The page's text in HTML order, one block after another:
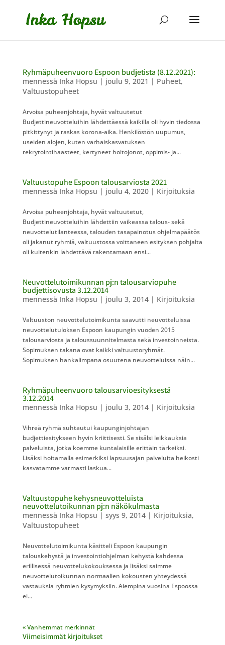
Ryhmäpuheenvuoro Espoon budjetista (8.12.2021):
mennessä Inka Hopsu | joulu 9, 2021 | Puheet,
Valtuustopuheet
Arvoisa puheenjohtaja, hyvät valtuutetut
Budjettineuvotteluihin lähdettäessä kaikilla oli hyvin tiedossa
pitkittynyt ja raskas korona-aika. Henkilöstön uupumus,
useiden alojen, kuten varhaiskasvatuksen
rekrytointihaasteet, kertyneet hoitojonot, oppimis- ja...
Valtuustopuhe Espoon talousarviosta 2021
mennessä Inka Hopsu | joulu 4, 2020| Kirjoituksia
Arvoisa puheenjohtaja, hyvät valtuutetut,
Budjettineuvotteluihin lähdettiin vaikeassa talous- sekä
neuvottelutilanteessa, talouden tasapainotus ohjelmapäätös
oli jakanut ryhmiä, valtuustossa voittaneen esityksen pohjalta
oli kuitenkin lähdettävä rakentamaan ensi...
Neuvottelutoimikunnan pj:n talousarviopuhe
budjettisovusta 3.12.2014
mennessä Inka Hopsu | joulu 3, 2014| Kirjoituksia
Valtuuston neuvottelutoimikunta saavutti neuvotteluissa
neuvottelutuloksen Espoon kaupungin vuoden 2015
talousarviosta ja taloussuunnitelmasta sekä investoinneista.
Sopimuksen takana ovat kaikki valtuustoryhmät.
Sopimuksen hankalimpana osuutena neuvotteluissa näin...
Ryhmäpuheenvuoro talousarvioesityksestä
3.12.2014
mennessä Inka Hopsu | joulu 3, 2014| Kirjoituksia
Vihreä ryhmä suhtautui kaupunginjohtajan
budjettiesitykseen hyvin kriittisesti. Se sisälsi leikkauksia
palveluista, jotka koemme kuntalaisille erittäin tärkeiksi.
Lisäksi hoitamalla esimerkiksi lapsuusajan palveluita heikosti
kasvatamme varmasti laskua...
Valtuustopuhe kehysneuvotteluista
neuvottelutoikunnan pj:n näkökulmasta
mennessä Inka Hopsu | syys 9, 2014| Kirjoituksia,
Valtuustopuheet
Neuvottelutoimikunta käsitteli Espoon kaupungin
talouskehystä ja investointiohjelman kehystä kahdessa
erillisessä neuvottelukokouksessa ja lisäksi saimme
neuvottelutoikunnan normaalien kokousten yhteydessä
vastauksia ryhmien kysymyksiin. Aiempina vuosina Espoossa
ei...
« Vanhemmat merkinnät
Viimeisimmät kirjoitukset